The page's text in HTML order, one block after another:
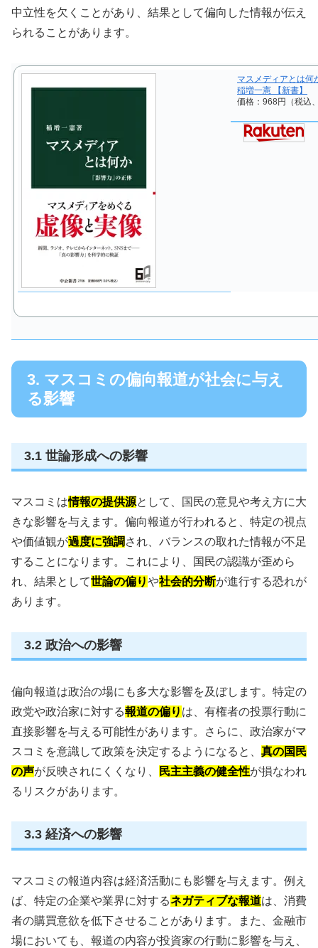
中立性を欠くことがあり、結果として偏向した情報が伝え
られることがあります。
マスメディアとは何
稲増一憲 【新書】
価格：968円（税込
3. マスコミの偏向報道が社会に与え
る影響
3.1 世論形成への影響
マスコミは情報の提供源として、国民の意見や考え方に大
きな影響を与えます。偏向報道が行われると、特定の視点
や価値観が過度に強調 され、バランスの取れた情報が不足
することになります。これにより、国民の認識が歪めら
れ、結果として世論の偏りや社会的分断が進行する恐れが
あります。
3.2 政治への影響
偏向報道は政治の場にも多大な影響を及ぼします。特定の
政党や政治家に対する報道の偏り は、有権者の投票行動に
直接影響を与える可能性があります。さらに、政治家がマ
スコミを意識して政策を決定するようになると、 真の国民
の声が反映されにくくなり、 民主主義の健全性が損なわれ
るリスクがあります。
3.3 経済への影響
マスコミの報道内容は経済活動にも影響を与えます。例え
ば、特定の企業や業界に対するネガティブな報道は、消費
者の購買意欲を低下させることがあります。また、金融市
場においても、報道の内容が投資家の行動に影響を与え、